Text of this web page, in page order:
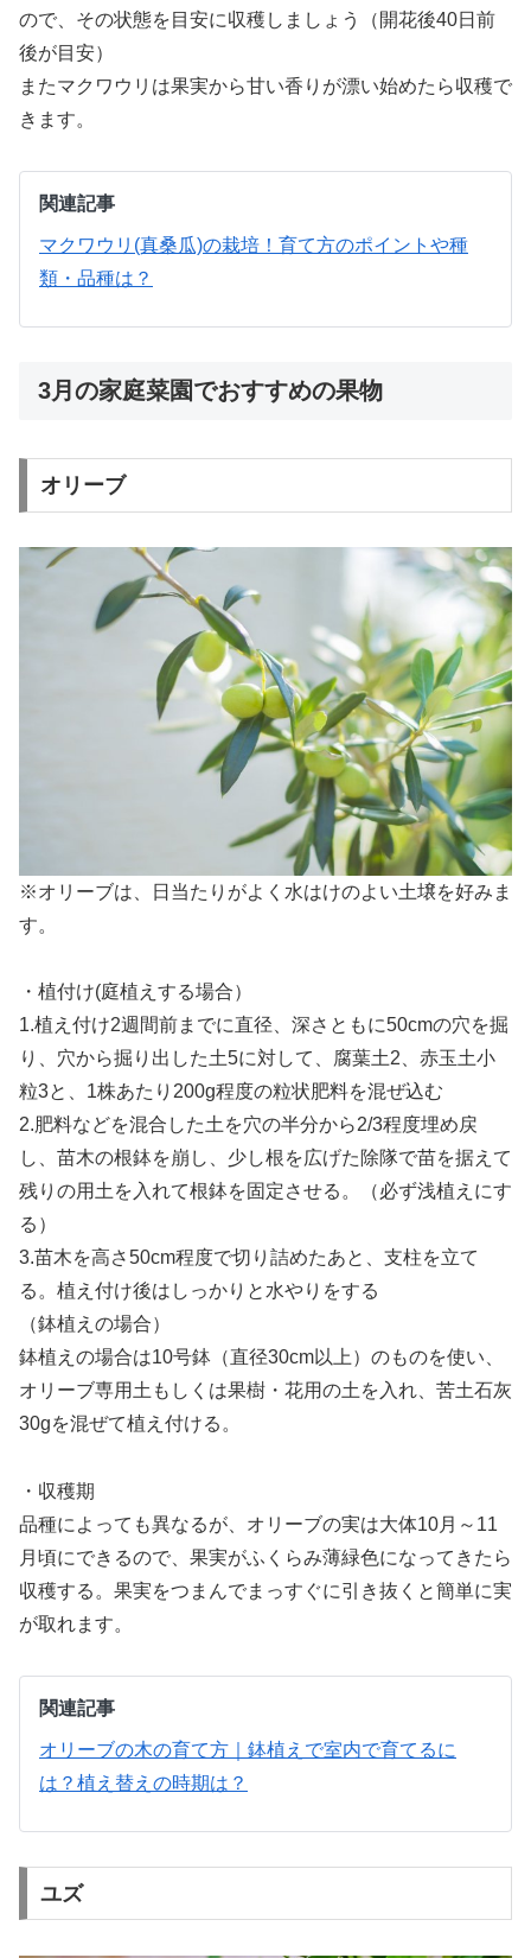
ので、その状態を目安に収穫しましょう（開花後40日前
後が目安）
またマクワウリは果実から甘い香りが漂い始めたら収穫で
きます。
関連記事
マクワウリ(真桑瓜)の栽培！育て方のポイントや種
類・品種は？
3月の家庭菜園でおすすめの果物
オリーブ
※オリーブは、日当たりがよく水はけのよい土壌を好みま
す。
・植付け(庭植えする場合）
1.植え付け2週間前までに直径、深さともに50cmの穴を掘
り、穴から掘り出した土5に対して、腐葉土2、赤玉土小
粒3と、1株あたり200g程度の粒状肥料を混ぜ込む
2.肥料などを混合した土を穴の半分から2/3程度埋め戻
し、苗木の根鉢を崩し、少し根を広げた除隊で苗を据えて
残りの用土を入れて根鉢を固定させる。（必ず浅植えにす
る）
3.苗木を高さ50cm程度で切り詰めたあと、支柱を立て
る。植え付け後はしっかりと水やりをする
（鉢植えの場合）
鉢植えの場合は10号鉢（直径30cm以上）のものを使い、
オリーブ専用土もしくは果樹・花用の土を入れ、苦土石灰
30gを混ぜて植え付ける。
・収穫期
品種によっても異なるが、オリーブの実は大体10月～11
月頃にできるので、果実がふくらみ薄緑色になってきたら
収穫する。果実をつまんでまっすぐに引き抜くと簡単に実
が取れます。
関連記事
オリーブの木の育て方｜鉢植えで室内で育てるに
は？植え替えの時期は？
ユズ